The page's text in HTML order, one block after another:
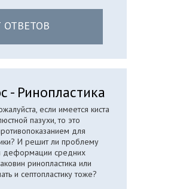
ОТВЕТОВ
- Ринопластика
если имеется киста
пазухи, то это
для
И решит ли проблему
деформации средних
ринопластика или
и септопластику тоже?